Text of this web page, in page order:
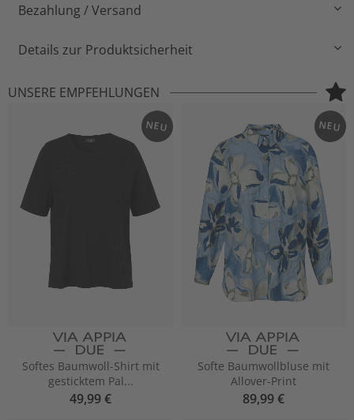
Bezahlung / Versand
Details zur Produktsicherheit
UNSERE EMPFEHLUNGEN
NEU
Softes Baumwoll-Shirt mit
gesticktem Pal...
49,99 €
NEU
Softe Baumwollbluse mit
Allover-Print
89,99 €